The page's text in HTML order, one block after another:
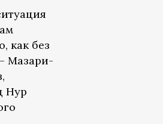
как без
Мазари-
Нур